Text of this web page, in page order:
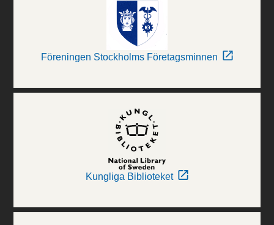
Föreningen Stockholms Företagsminnen
Kungliga Biblioteket